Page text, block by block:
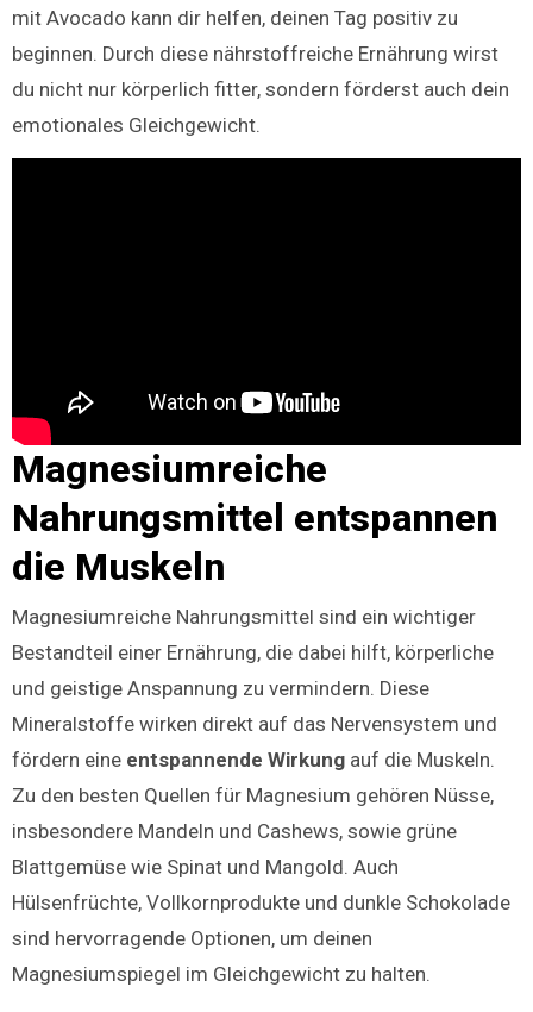
mit Avocado kann dir helfen, deinen Tag positiv zu
beginnen. Durch diese nährstoffreiche Ernährung wirst
du nicht nur körperlich fitter, sondern förderst auch dein
emotionales Gleichgewicht.
Magnesiumreiche
Nahrungsmittel entspannen
die Muskeln
Magnesiumreiche Nahrungsmittel sind ein wichtiger
Bestandteil einer Ernährung, die dabei hilft, körperliche
und geistige Anspannung zu vermindern. Diese
Mineralstoffe wirken direkt auf das Nervensystem und
fördern eine entspannende Wirkungauf die Muskeln.
Zu den besten Quellen für Magnesium gehören Nüsse,
insbesondere Mandeln und Cashews, sowie grüne
Blattgemüse wie Spinat und Mangold. Auch
Hülsenfrüchte, Vollkornprodukte und dunkle Schokolade
sind hervorragende Optionen, um deinen
Magnesiumspiegel im Gleichgewicht zu halten.